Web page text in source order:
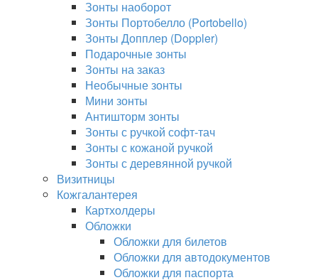
Зонты наоборот
Зонты Портобелло (Portobello)
Зонты Допплер (Doppler)
Подарочные зонты
Зонты на заказ
Необычные зонты
Мини зонты
Антишторм зонты
Зонты с ручкой софт-тач
Зонты с кожаной ручкой
Зонты с деревянной ручкой
Визитницы
Кожгалантерея
Картхолдеры
Обложки
Обложки для билетов
Обложки для автодокументов
Обложки для паспорта